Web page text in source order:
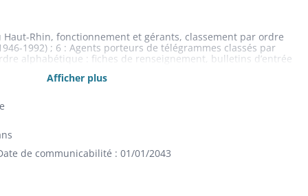
Rhin, fonctionnement et gérants, classement par ordre
1992) ; 6 : Agents porteurs de télégrammes classés par
alphabétique : fiches de renseignement, bulletins d’entrée
des conflits :plan de continuité de service (1996), compte-
Afficher plus
de communicabilité : 01/01/2043